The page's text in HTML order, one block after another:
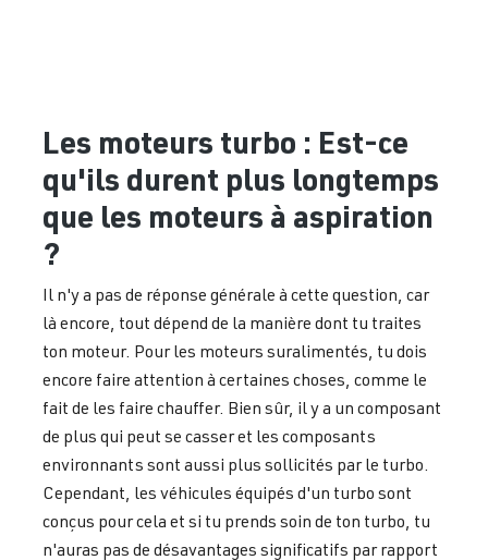
Les moteurs turbo : Est-ce
qu'ils durent plus longtemps
que les moteurs à aspiration
?
Il n'y a pas de réponse générale à cette question, car
là encore, tout dépend de la manière dont tu traites
ton moteur. Pour les moteurs suralimentés, tu dois
encore faire attention à certaines choses, comme le
fait de les faire chauffer. Bien sûr, il y a un composant
de plus qui peut se casser et les composants
environnants sont aussi plus sollicités par le turbo.
Cependant, les véhicules équipés d'un turbo sont
conçus pour cela et si tu prends soin de ton turbo, tu
n'auras pas de désavantages significatifs par rapport